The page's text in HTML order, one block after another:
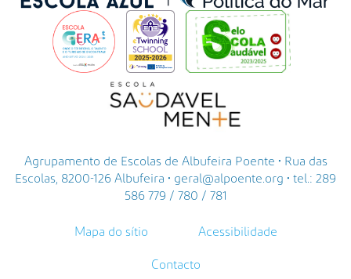
Agrupamento de Escolas de Albufeira Poente • Rua das
Escolas, 8200-126 Albufeira • geral@alpoente.org • tel.: 289
586 779 / 780 / 781
Mapa do sítio Acessibilidade
Contacto